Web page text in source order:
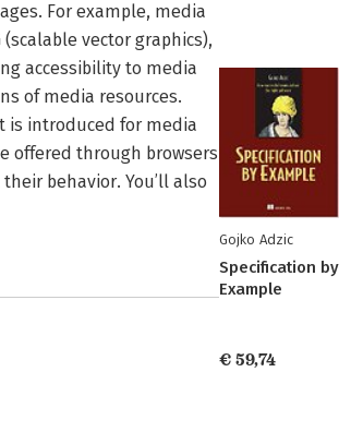
For example, media
vector graphics),
accessibility to media
of media resources.
is introduced for media
offered through browsers
behavior. You’ll also
Gojko Adzic
Specification by
Example
€ 59,74